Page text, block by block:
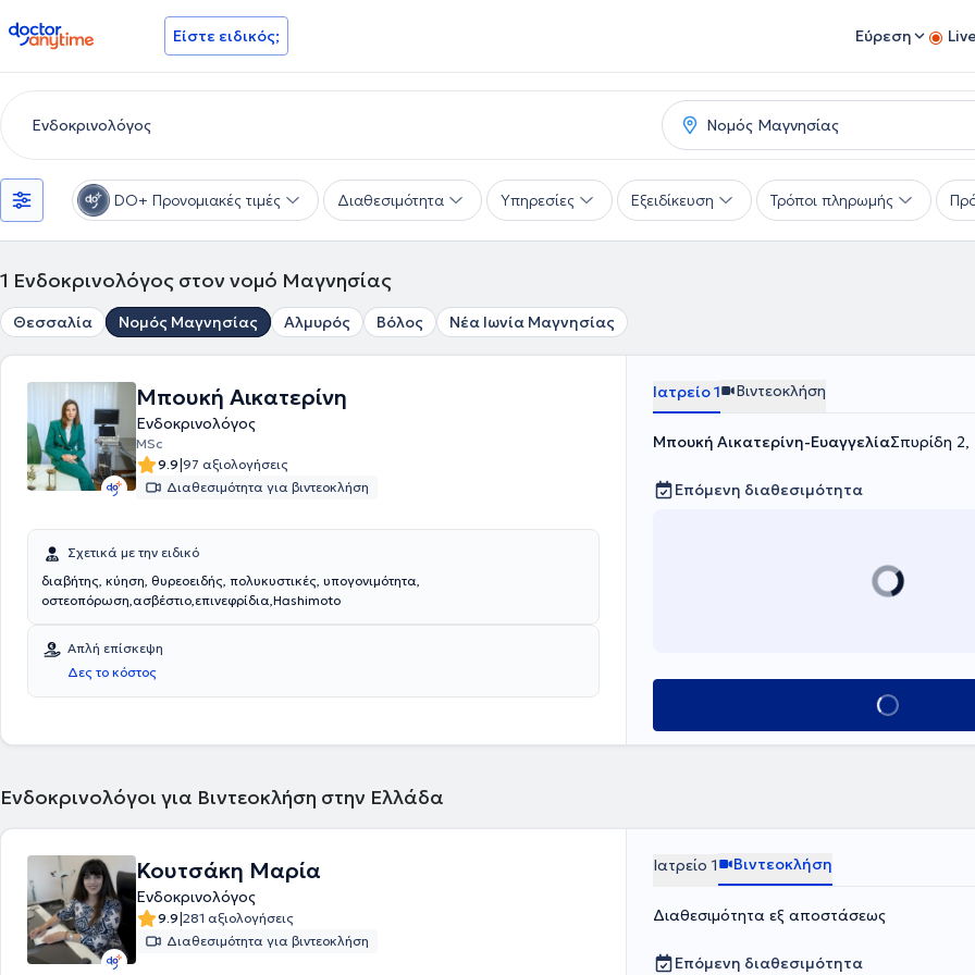
doctoranytime Είστε ειδικός; Εύρεση
DO+ Προνομιακές τιμές Διαθεσιμότητα Υπηρεσίες Εξειδίκευση Τρόποι πληρωμής
1 Ενδοκρινολόγος στον νομό Μαγνησίας
Θεσσαλία Νομός Μαγνησίας Αλμυρός Βόλος Νέα Ιωνία Μαγνησίας
Μπουκή Αικατερίνη
Ενδοκρινολόγος
MSc
9.9|97 αξιολογήσεις
Διαθεσιμότητα για βιντεοκλήση
Σχετικά με την ειδικό
διαβήτης, κύηση, θυρεοειδής, πολυκυστικές, υπογονιμότητα,
οστεοπόρωση,ασβέστιο,επινεφρίδια,Hashimoto
Απλή επίσκεψη
Δες το κόστος
Ιατρείο 1 Βιντεοκλήση
Μπουκή Αικατερίνη-ΕυαγγελίαΣπυρίδη
Επόμενη διαθεσιμότητα
Κλείσε ραντεβού
Ενδοκρινολόγοι για Βιντεοκλήση στην Ελλάδα
Κουτσάκη Μαρία
Ενδοκρινολόγος
9.9|281 αξιολογήσεις
Διαθεσιμότητα για βιντεοκλήση
Ιατρείο 1 Βιντεοκλήση
Διαθεσιμότητα εξ αποστάσεως
Επόμενη διαθεσιμότητα